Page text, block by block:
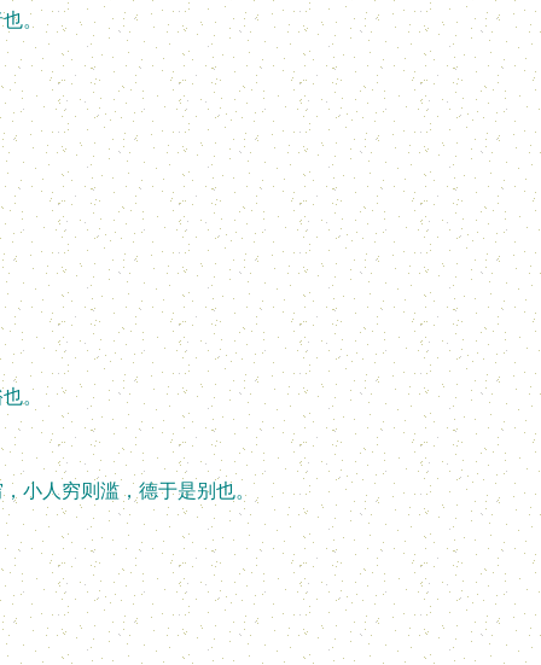
。
。
人穷则滥，德于是别也。